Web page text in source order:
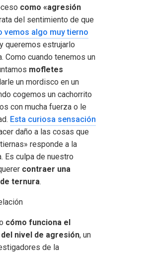
como «agresión
del sentimiento de que
vemos algo muy tierno
y queremos estrujarlo
Como cuando tenemos un
mofletes
un mordisco en un
cogemos un cachorrito
con mucha fuerza o le
Esta curiosa sensación
daño a las cosas que
responde a la
Es culpa de nuestro
contraer una
ternura.
cómo funciona el
nivel de agresión, un
de la